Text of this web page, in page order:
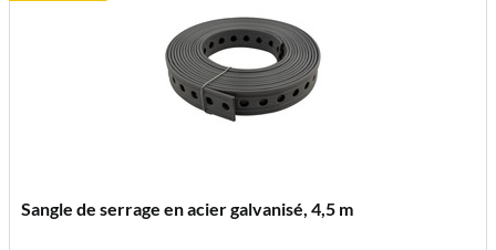
Sangle de serrage en acier galvanisé, 4,5 m